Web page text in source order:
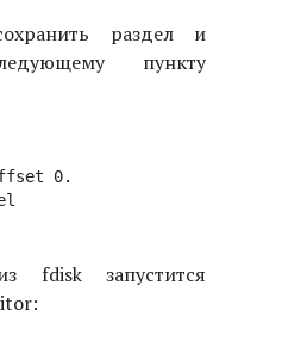
раздел и
пункту
0.
fdisk запустится